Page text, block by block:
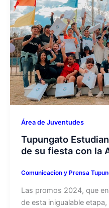
Área de Juventudes
Tupungato
de su fiesta con la
Comunicacion y Prensa
Las promos 2024, que
de esta inigualable